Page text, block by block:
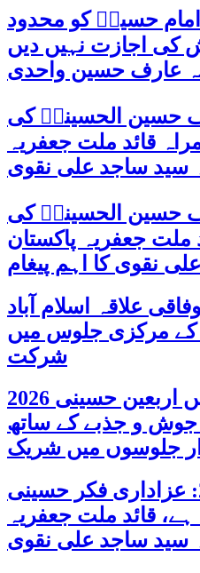
امام حسینؑ کو محدود
اجازت نہیں دیں
عارف حسین واحدی
حسین الحسینیؒ کی
قائد ملت جعفریہ
سید ساجد علی نقوی
حسین الحسینیؒ کی
ملت جعفریہ پاکستان
نقوی کا اہم پیغام
علاقہ اسلام آباد
کے مرکزی جلوس میں
شرکت
پاکستان بھر میں اربعین حسینی 2026
جوش و جذبے کے ساتھ
جلوسوں میں شریک
اربعین حسینی 2026: عزاداری فکر حسینی
ہے، قائد ملت جعفریہ
سید ساجد علی نقوی